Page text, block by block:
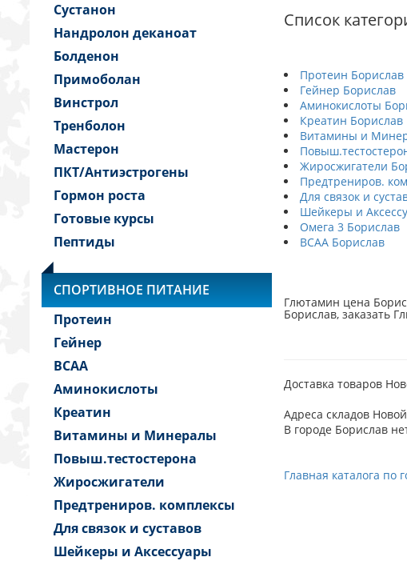
Сустанон
Нандролон деканоат
Болденон
Примоболан
Винстрол
Тренболон
Мастерон
ПКТ/Антиэстрогены
Гормон роста
Готовые курсы
Пептиды
СПОРТИВНОЕ ПИТАНИЕ
Протеин
Гейнер
BCAA
Аминокислоты
Креатин
Витамины и Минералы
Повыш.тестостерона
Жиросжигатели
Предтрениров. комплексы
Для связок и суставов
Шейкеры и Аксессуары
Список
Протеин Борислав
Гейнер Борислав
Аминокислоты
Креатин Борислав
Витамины и
Жиросжигатели
Предтрениров.
Для связок и
Шейкеры и
Омега 3 Борислав
BCAA Борислав
Глютамин цена
Борислав, заказать
Доставка товаров
Адреса складов
В городе Борислав
Главная каталога по